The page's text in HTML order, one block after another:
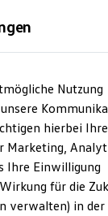
Nutzung
hierbei Ihre
Marketing,
Ihre Einwilligung
für die
verwalten) in der